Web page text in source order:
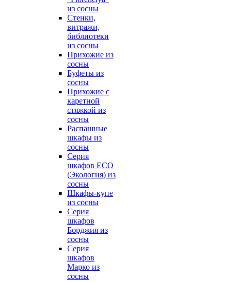
из сосны
Стенки,
витражи,
библиотеки
из сосны
Прихожие из
сосны
Буфеты из
сосны
Прихожие с
каретной
стяжкой из
сосны
Распашные
шкафы из
сосны
Серия
шкафов ECO
(Экология) из
сосны
Шкафы-купе
из сосны
Серия
шкафов
Борджия из
сосны
Серия
шкафов
Марко из
сосны